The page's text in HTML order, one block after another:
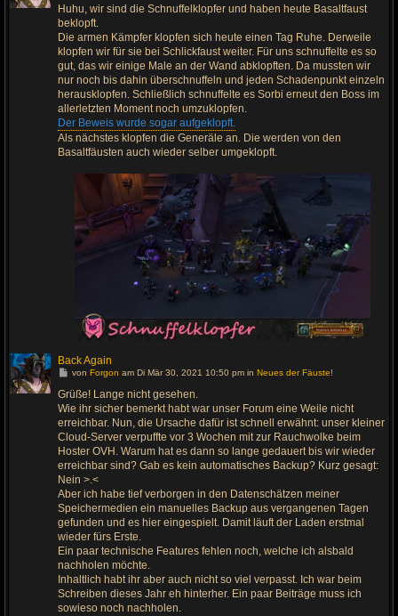
h
e
z
u
l
e
z
t
e
n
B
e
i
t
Huhu, wir sind die Schnuffelklopfer und haben heute Basaltfaust
beklopft.
Die armen Kämpfer klopfen sich heute einen Tag Ruhe. Derweile
klopfen wir für sie bei Schlickfaust weiter. Für uns schnuffelte es so
gut, das wir einige Male an der Wand abklopften. Da mussten wir
nur noch bis dahin überschnuffeln und jeden Schadenpunkt einzeln
herausklopfen. Schließlich schnuffelte es Sorbi erneut den Boss im
allerletzten Moment noch umzuklopfen.
Der Beweis wurde sogar aufgeklopft.
Als nächstes klopfen die Generäle an. Die werden von den
Basaltfäusten auch wieder selber umgeklopft.
Back Again
G
h
e
z
u
l
e
z
t
e
n
B
e
i
t
r
a
g
von Forgon am Di Mär 30, 2021 10:50 pm in Neues der Fäuste!
Grüße! Lange nicht gesehen.
Wie ihr sicher bemerkt habt war unser Forum eine Weile nicht
erreichbar. Nun, die Ursache dafür ist schnell erwähnt: unser kleiner
Cloud-Server verpuffte vor 3 Wochen mit zur Rauchwolke beim
Hoster OVH. Warum hat es dann so lange gedauert bis wir wieder
erreichbar sind? Gab es kein automatisches Backup? Kurz gesagt:
Nein >.<
Aber ich habe tief verborgen in den Datenschätzen meiner
Speichermedien ein manuelles Backup aus vergangenen Tagen
gefunden und es hier eingespielt. Damit läuft der Laden erstmal
wieder fürs Erste.
Ein paar technische Features fehlen noch, welche ich alsbald
nachholen möchte.
Inhaltlich habt ihr aber auch nicht so viel verpasst. Ich war beim
Schreiben dieses Jahr eh hinterher. Ein paar Beiträge muss ich
sowieso noch nachholen.